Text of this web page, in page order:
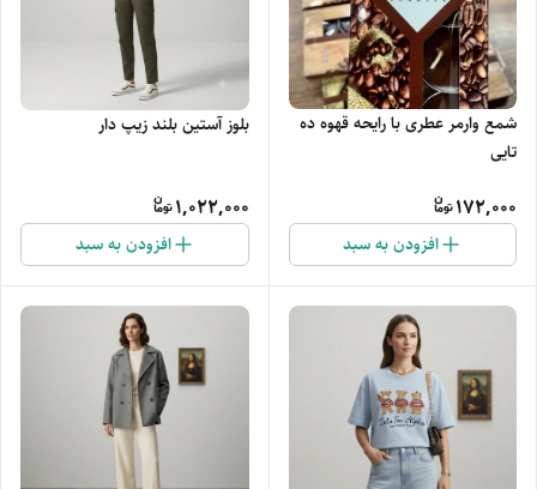
شمع وارمر عطری با رایحه قهوه ده
تایی
172,000
افزودن به سبد
بلوز آستین بلند زیپ دار
1,022,000
افزودن به سبد